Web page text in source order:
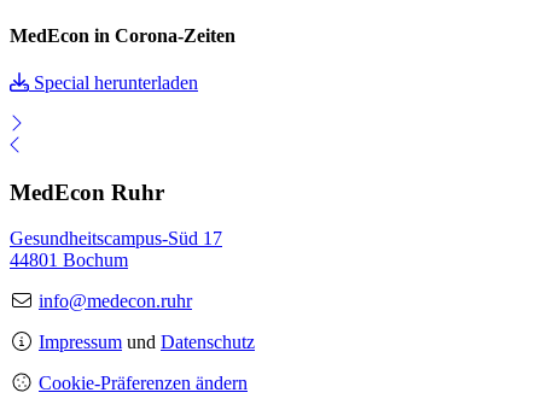
MedEcon in Corona-Zeiten
Special herunterladen
MedEcon Ruhr
Gesundheitscampus-Süd 17
44801 Bochum
info@medecon.ruhr
Impressum und Datenschutz
Cookie-Präferenzen ändern